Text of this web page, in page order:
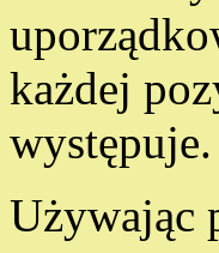
każdej
występuje.
Używając